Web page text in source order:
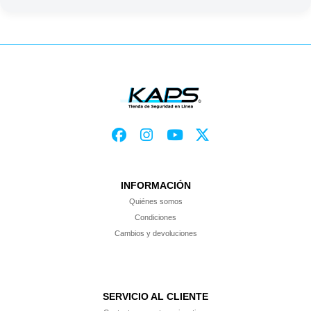
INFORMACIÓN
Quiénes somos
Condiciones
Cambios y devoluciones
SERVICIO AL CLIENTE